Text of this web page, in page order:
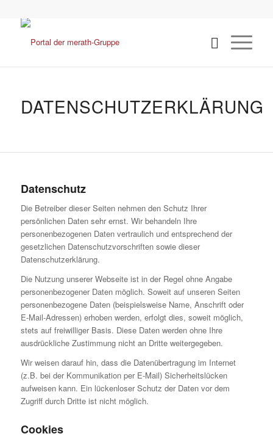
DATENSCHUTZERKLÄRUNG
Datenschutz
Die Betreiber dieser Seiten nehmen den Schutz Ihrer
persönlichen Daten sehr ernst. Wir behandeln Ihre
personenbezogenen Daten vertraulich und entsprechend der
gesetzlichen Datenschutzvorschriften sowie dieser
Datenschutzerklärung.
Die Nutzung unserer Webseite ist in der Regel ohne Angabe
personenbezogener Daten möglich. Soweit auf unseren Seiten
personenbezogene Daten (beispielsweise Name, Anschrift oder
E-Mail-Adressen) erhoben werden, erfolgt dies, soweit möglich,
stets auf freiwilliger Basis. Diese Daten werden ohne Ihre
ausdrückliche Zustimmung nicht an Dritte weitergegeben.
Wir weisen darauf hin, dass die Datenübertragung im Internet
(z.B. bei der Kommunikation per E-Mail) Sicherheitslücken
aufweisen kann. Ein lückenloser Schutz der Daten vor dem
Zugriff durch Dritte ist nicht möglich.
Cookies